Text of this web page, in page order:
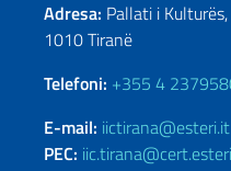
Adresa: Pallati i
1010 Tiranë
Telefoni: +355 4
E-mail: iictirana@esteri.it
PEC: